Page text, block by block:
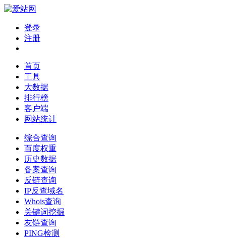
登录
注册
首页
工具
大数据
排行榜
客户端
网站统计
综合查询
百度权重
历史数据
备案查询
反链查询
IP反查域名
Whois查询
关键词挖掘
友链查询
PING检测